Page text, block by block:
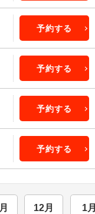
予約する
予約する
予約する
予約する
12月 1